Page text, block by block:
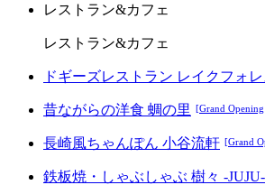
レストラン&カフェ
レストラン&カフェ
ドギーズレストラン レイクフォレ
昔ながらの洋食 蜩の里 [Grand
長崎風ちゃんぽん 小谷流軒 [Grand
鉄板焼・しゃぶしゃぶ 樹々 -JUJU-